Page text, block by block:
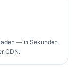
— in Sekunden
CDN.